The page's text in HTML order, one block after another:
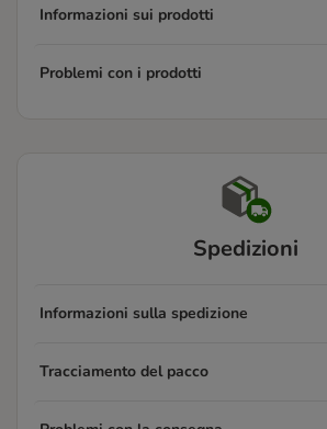
Informazioni sui prodotti
Problemi con i prodotti
Spedizioni
Informazioni sulla spedizione
Tracciamento del pacco